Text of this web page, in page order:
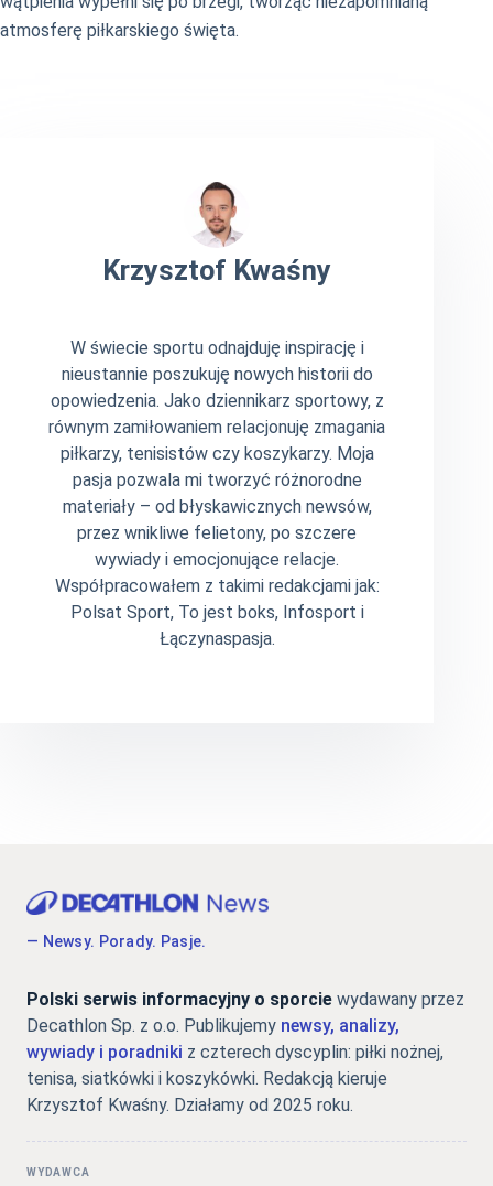
atmosferę piłkarskiego święta.
Krzysztof Kwaśny
W świecie sportu odnajduję inspirację i
nieustannie poszukuję nowych historii do
opowiedzenia. Jako dziennikarz sportowy, z
równym zamiłowaniem relacjonuję zmagania
piłkarzy, tenisistów czy koszykarzy. Moja
pasja pozwala mi tworzyć różnorodne
materiały – od błyskawicznych newsów,
przez wnikliwe felietony, po szczere
wywiady i emocjonujące relacje.
Współpracowałem z takimi redakcjami jak:
Polsat Sport, To jest boks, Infosport i
Łączynaspasja.
— Newsy. Porady. Pasje.
Polski serwis informacyjny o sporcie wydawany przez
Decathlon Sp. z o.o. Publikujemy newsy, analizy,
wywiady i poradniki z czterech dyscyplin: piłki nożnej,
tenisa, siatkówki i koszykówki. Redakcją kieruje
Krzysztof Kwaśny. Działamy od 2025 roku.
WYDAWCA